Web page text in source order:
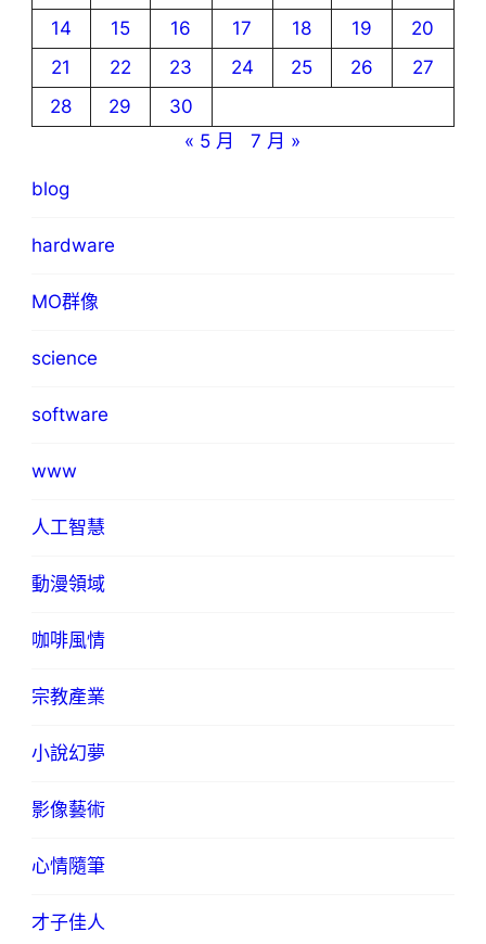
14
15 16 17 18 19
20
21
22 23 24 25 26
27
28
29
30
« 5 月
7 月 »
blog
hardware
MO群像
science
software
www
人工智慧
動漫領域
咖啡風情
宗教產業
小說幻夢
影像藝術
心情隨筆
才子佳人